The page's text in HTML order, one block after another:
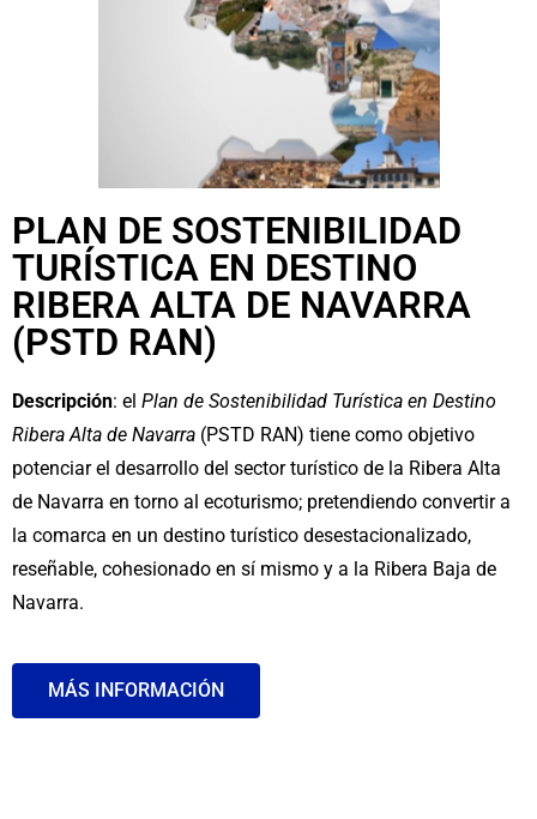
PLAN DE SOSTENIBILIDAD
TURÍSTICA EN DESTINO
RIBERA ALTA DE NAVARRA
(PSTD RAN)
Descripción: el Plan de Sostenibilidad Turística en Destino
Ribera Alta de Navarra (PSTD RAN) tiene como objetivo
potenciar el desarrollo del sector turístico de la Ribera Alta
de Navarra en torno al ecoturismo; pretendiendo convertir a
la comarca en un destino turístico desestacionalizado,
reseñable, cohesionado en sí mismo y a la Ribera Baja de
Navarra.
MÁS INFORMACIÓN